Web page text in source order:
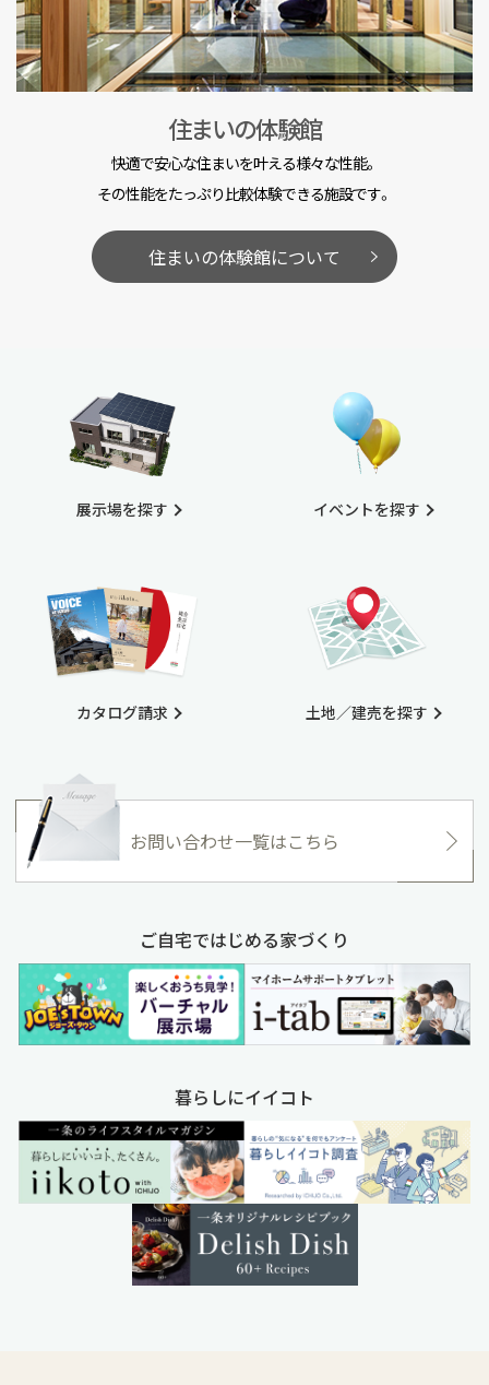
住まいの体験館
快適で安心な住まいを叶える様々な性能。
その性能をたっぷり比較体験できる施設です。
住まいの体験館について
展示場を探す
カタログ請求
イベントを探す
土地／建売を探す
お問い合わせ一覧はこちら
ご自宅ではじめる家づくり
暮らしにイイコト